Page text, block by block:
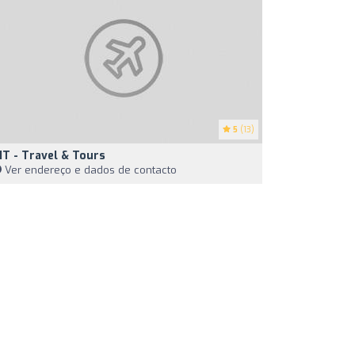
5 (13)
- Travel & Tours
Ver endereço e dados de contacto